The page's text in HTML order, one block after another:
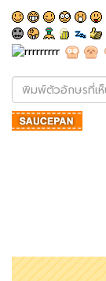
พิมพ์
ตัว
อักษร
ที่